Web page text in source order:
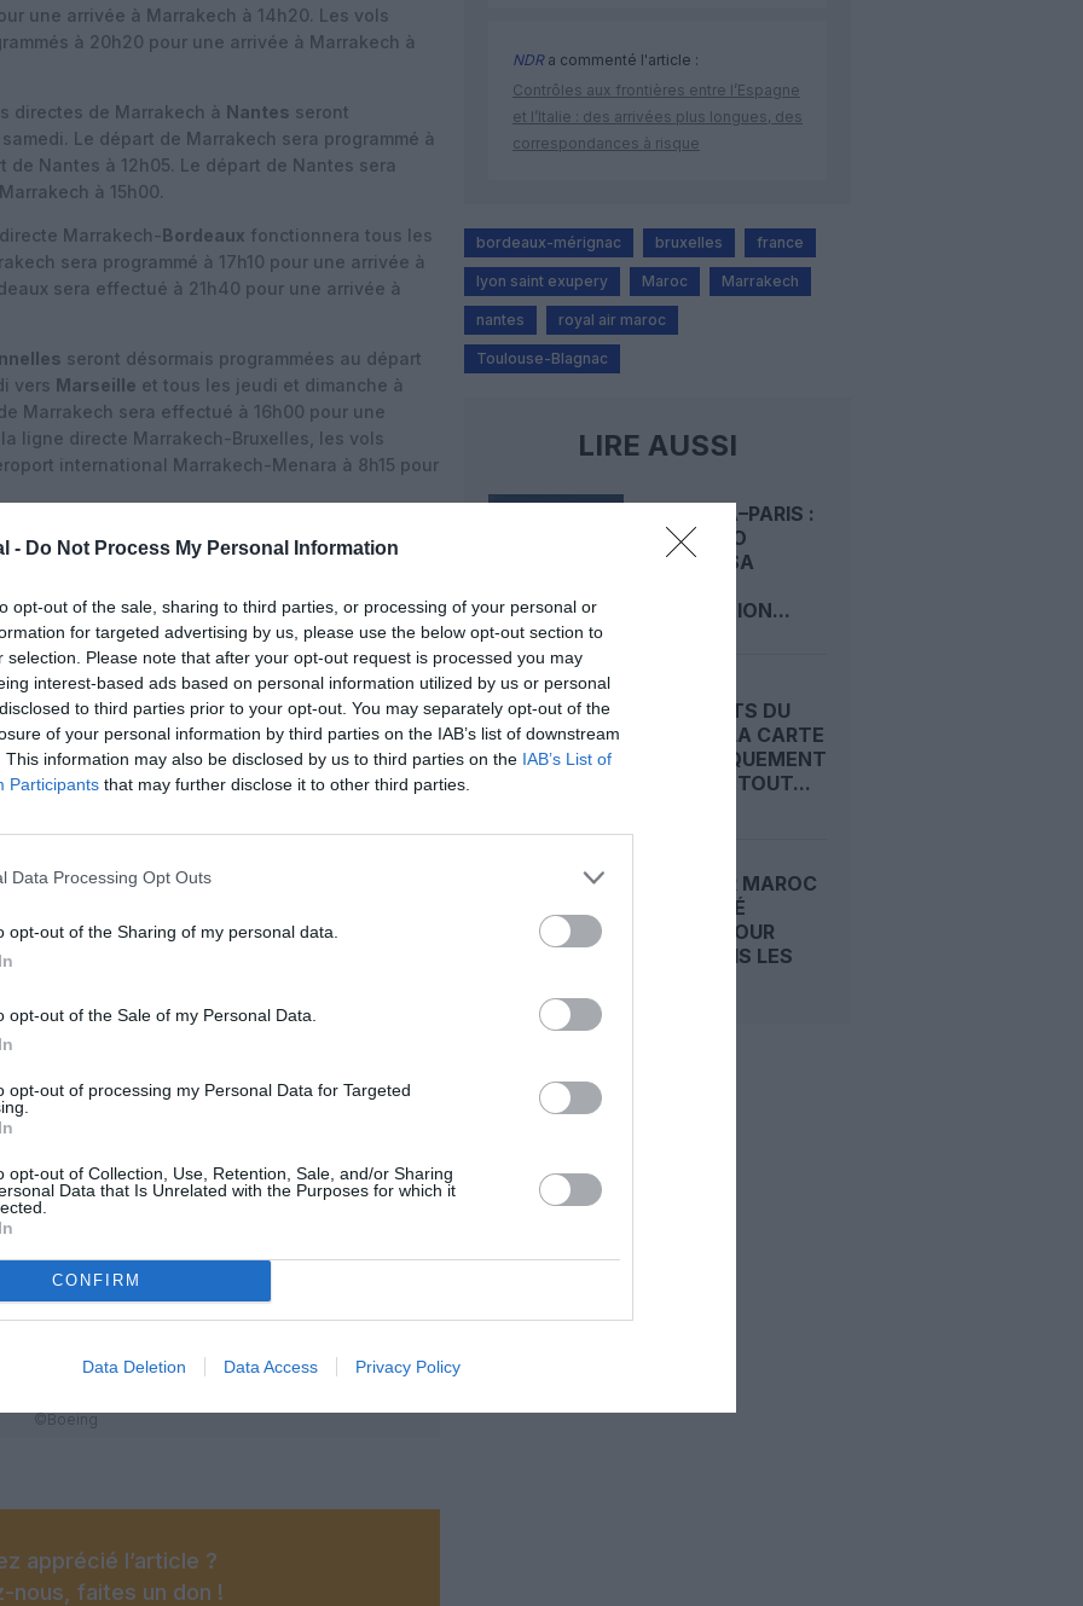
- Do Not Process My Personal Information
opt-out of the sale, sharing to third parties, or processing of your personal or
for targeted advertising by us, please use the below opt-out section to
selection. Please note that after your opt-out request is processed you may
interest-based ads based on personal information utilized by us or personal
to third parties prior to your opt-out. You may separately opt-out of the
of your personal information by third parties on the IAB’s list of downstream
This information may also be disclosed by us to third parties on the IAB’s List of
Participants that may further disclose it to other third parties.
Data Processing Opt Outs
opt-out of the Sharing of my personal data.
opt-out of the Sale of my Personal Data.
opt-out of processing my Personal Data for Targeted
opt-out of Collection, Use, Retention, Sale, and/or Sharing
Data that Is Unrelated with the Purposes for which it
CONFIRM
Data Deletion Data Access Privacy Policy
une arrivée à Marrakech à 14h20. Les vols
à 20h20 pour une arrivée à Marrakech à
directes de Marrakech à Nantes seront
Le départ de Marrakech sera programmé à
de Nantes à 12h05. Le départ de Nantes sera
à 15h00.
directe Marrakech-Bordeaux fonctionnera tous les
sera programmé à 17h10 pour une arrivée à
sera effectué à 21h40 pour une arrivée à
seront désormais programmées au départ
vers Marseille et tous les jeudi et dimanche à
Marrakech sera effectué à 16h00 pour une
ligne directe Marrakech-Bruxelles, les vols
international Marrakech-Menara à 8h15 pour
au réseau point à point existant de la
nationales aux bassins émetteurs, à
Marrakech-Bruxelles, Marrakech-Marseille,
CDG, Oujda-Paris Orly, Agadir-Paris Orly, Tanger-
Fès-Paris Orly, Rabat-Bruxelles, Dakhla-
Canaria, Tanger-Barcelone, Tanger-Londres
NadorDüsseldorf, Nador-Francfort,
le site Internetde la compagnie nationale, via
agences commerciales et sur le réseau des
©Boeing
apprécié l’article ?
nous, faites un don !
NDRa commenté l'article :
Contrôles aux frontières entre l’Espagne
et l’Italie : des arrivées plus longues, des
correspondances à risque
bordeaux-mérignac bruxelles france
lyon saint exupery Maroc Marrakech
nantes royal air maroc
Toulouse-Blagnac
LIRE AUSSI
KINSHASA–PARIS :
AIR CONGO
PRÉPARE SA
DESTINATION...
AÉROPORTS DU
MAROC : LA CARTE
D’EMBARQUEMENT
PASSE AU TOUT...
ROYAL AIR MAROC
: CAPACITÉ
RECORD POUR
L’ÉTÉ, MAIS LES